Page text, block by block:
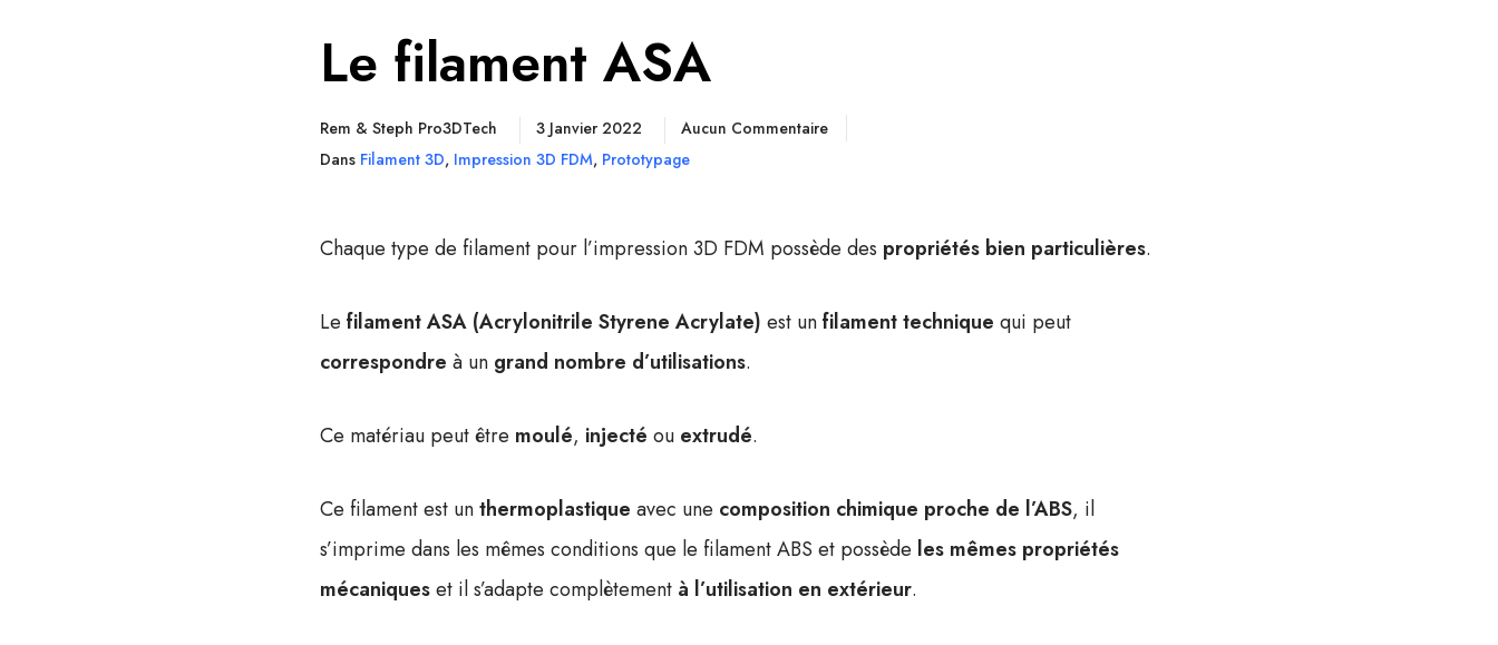
Le filament ASA
Rem & Steph Pro3DTech 3 Janvier 2022
Aucun Commentaire
Dans Filament 3D, Impression 3D FDM, Prototypage
Chaque type de filament pour l’impression 3D FDM possède des propriétés bien particulières.
Le filament ASA (Acrylonitrile Styrene Acrylate) est unfilament technique qui peut
correspondre à un grand nombre d’utilisations.
Ce matériau peut être moulé, injecté ou extrudé.
Ce filament est unthermoplastique avec une composition chimique proche de l’ABS, il
s’imprime dans les mêmes conditions que le filament ABS et possède les mêmes propriétés
mécaniqueset il s’adapte complètement à l’utilisation en extérieur.